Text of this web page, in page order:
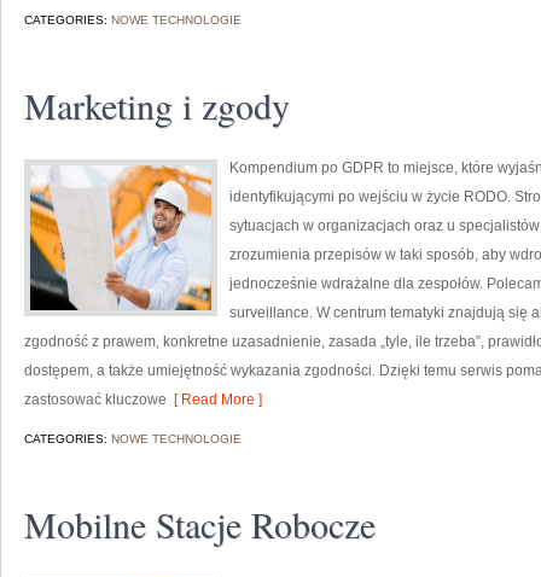
CATEGORIES: NOWE TECHNOLOGIE
Marketing i zgody
Kompendium po GDPR to miejsce, które
identyfikującymi po wejściu w życie RODO.
sytuacjach w organizacjach oraz u
zrozumienia przepisów w taki sposób, aby
jednocześnie wdrażalne dla zespołów.
surveillance. W centrum tematyki znajdują się
zgodność z prawem, konkretne uzasadnienie, zasada „tyle, ile trzeba”,
dostępem, a także umiejętność wykazania zgodności. Dzięki temu serwis
zastosować kluczowe [ Read More ]
CATEGORIES: NOWE TECHNOLOGIE
Mobilne Stacje Robocze